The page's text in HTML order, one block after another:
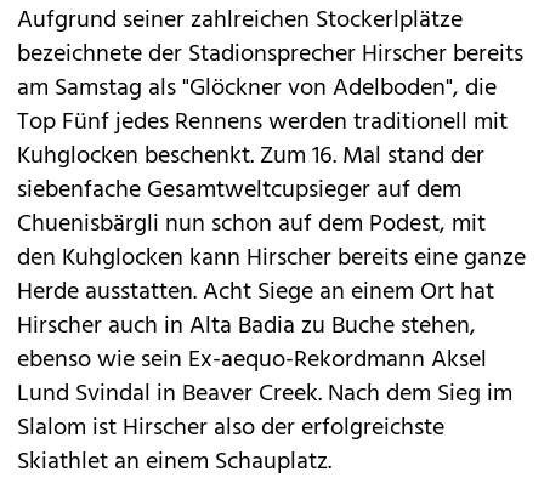
Aufgrund seiner zahlreichen Stockerlplätze
bezeichnete der Stadionsprecher Hirscher bereits
am Samstag als "Glöckner von Adelboden", die
Top Fünf jedes Rennens werden traditionell mit
Kuhglocken beschenkt. Zum 16. Mal stand der
siebenfache Gesamtweltcupsieger auf dem
Chuenisbärgli nun schon auf dem Podest, mit
den Kuhglocken kann Hirscher bereits eine ganze
Herde ausstatten. Acht Siege an einem Ort hat
Hirscher auch in Alta Badia zu Buche stehen,
ebenso wie sein Ex-aequo-Rekordmann Aksel
Lund Svindal in Beaver Creek. Nach dem Sieg im
Slalom ist Hirscher also der erfolgreichste
Skiathlet an einem Schauplatz.